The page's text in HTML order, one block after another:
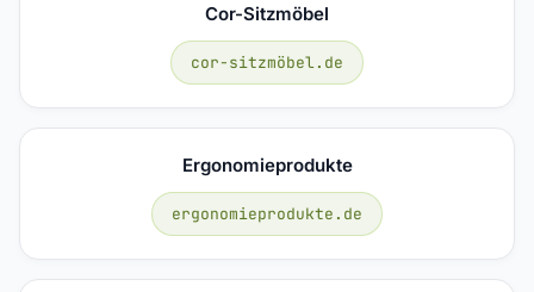
Cor-Sitzmöbel
cor-sitzmöbel.de
Ergonomieprodukte
ergonomieprodukte.de